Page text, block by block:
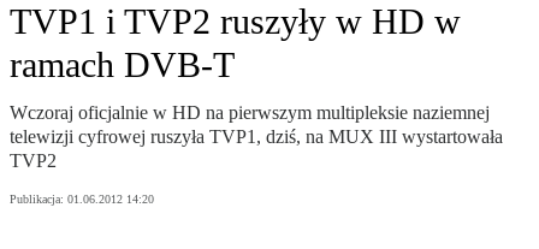
TVP1 i TVP2 ruszyły w HD w
ramach DVB-T
Wczoraj oficjalnie w HD na pierwszym multipleksie naziemnej
telewizji cyfrowej ruszyła TVP1, dziś, na MUX III wystartowała
TVP2
Publikacja: 01.06.2012 14:20